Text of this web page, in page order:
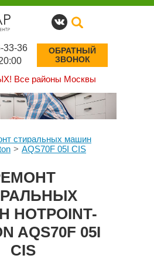
Все районы Москвы
33-36
ОБРАТНЫЙ
ЗВОНОК
стиральных машин
AQS70F 05I CIS
AQS70F 05I
CIS